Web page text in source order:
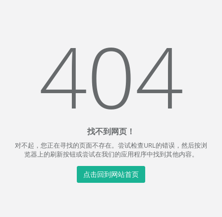
404
找不到网页！
对不起，您正在寻找的页面不存在。尝试检查URL的错误，然后按浏
览器上的刷新按钮或尝试在我们的应用程序中找到其他内容。
点击回到网站首页